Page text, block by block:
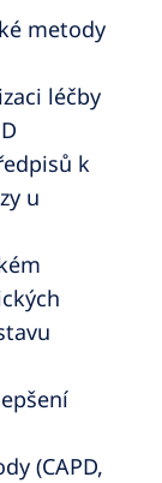
metody
léčby
k
u
(CAPD,